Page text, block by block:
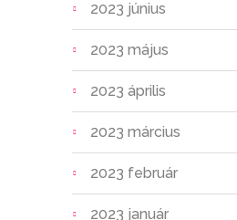
2023 június
2023 május
2023 április
2023 március
2023 február
2023 január